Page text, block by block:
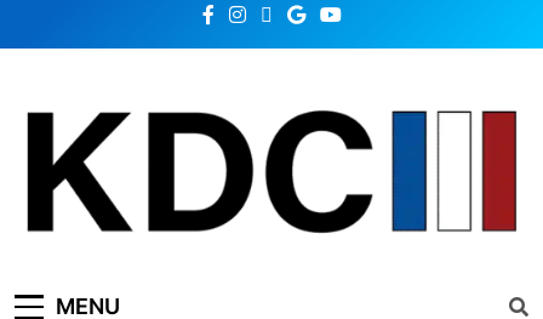
KDC SOLUTION | เคดีซี
MENU